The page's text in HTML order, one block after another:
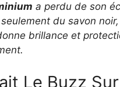
a perdu de son
du savon
brillance et
Le Buzz